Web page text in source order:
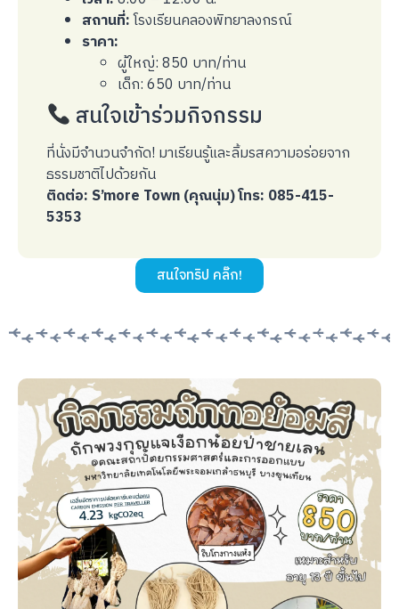
สถานที่:โรงเรียนคลองพิทยาลงกรณ์
ราคา:
ผู้ใหญ่: 850 บาท/ท่าน
เด็ก: 650 บาท/ท่าน
สนใจเข้าร่วมกิจกรรม
ที่นั่งมีจำนวนจำกัด! มาเรียนรู้และลิ้มรสความอร่อยจาก
ธรรมชาติไปด้วยกัน
ติดต่อ: S’more Town (คุณนุ่ม)โทร: 085-415-
5353
สนใจทริป คลิ๊ก!